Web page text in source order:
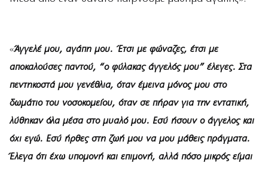
«Άγγελέ μου, αγάπη μου. Έτσι με φώναζες, έτσι με
αποκαλούσες παντού, “ο φύλακας άγγελός μου” έλεγες. Στα
πεντηκοστά μου γενέθλια, όταν έμεινα μόνος μου στο
δωμάτιο του νοσοκομείου, όταν σε πήραν για την εντατική,
λύθηκαν όλα μέσα στο μυαλό μου. Εσύ ήσουν ο άγγελος και
όχι εγώ. Εσύ ήρθες στη ζωή μου να μου μάθεις πράγματα.
Έλεγα ότι έχω υπομονή και επιμονή, αλλά πόσο μικρός είμαι